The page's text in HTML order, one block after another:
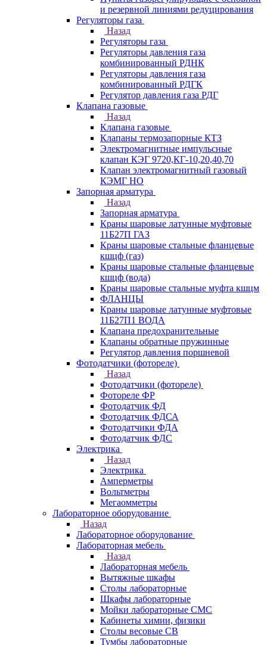
и резервной линиями редуцирования
Регуляторы газа
Назад
Регуляторы газа
Регуляторы давления газа
комбинированный РДНК
Регуляторы давления газа
комбинированный РДГК
Регулятор давления газа РДГ
Клапана газовые
Назад
Клапана газовые
Клапаны термозапорные КТЗ
Электромагнитные импульсные
клапан КЭГ 9720,КГ-10,20,40,70
Клапан электромагнитный газовый
КЭМГ НО
Запорная арматура
Назад
Запорная арматура
Краны шаровые латунные муфтовые
11Б27П ГАЗ
Краны шаровые стальные фланцевые
кшцф (газ)
Краны шаровые стальные фланцевые
кшцф (вода)
Краны шаровые стальные муфта кшцм
ФЛАНЦЫ
Краны шаровые латунные муфтовые
11Б27П1 ВОДА
Клапана предохранительные
Клапаны обратные пружинные
Регулятор давления поршневой
Фотодатчики (фотореле)
Назад
Фотодатчики (фотореле)
Фотореле ФР
Фотодатчик ФД
Фотодатчик ФДСА
Фотодатчики ФДА
Фотодатчик ФДС
Электрика
Назад
Электрика
Амперметры
Вольтметры
Мегаомметры
Лабораторное оборудование
Назад
Лабораторное оборудование
Лабораторная мебель
Назад
Лабораторная мебель
Вытяжные шкафы
Столы лабораторные
Шкафы лабораторные
Мойки лабораторные СМС
Кабинеты химии, физики
Столы весовые СВ
Тумбы лабораторные